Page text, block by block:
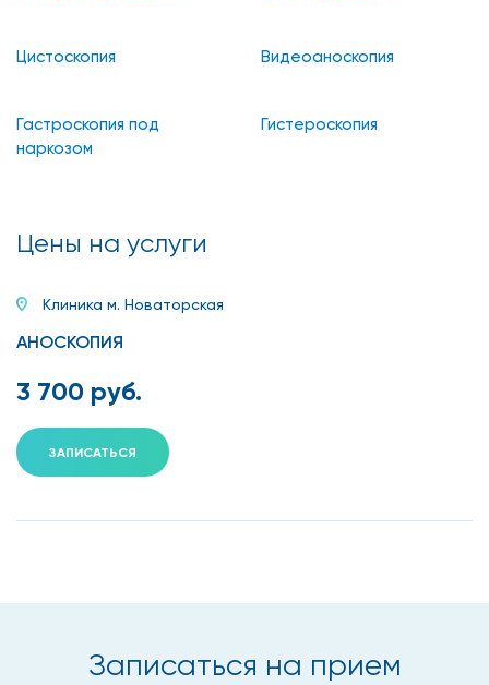
Цистоскопия Видеоаноскопия
Гастроскопия под
наркозом
Гистероскопия
Цены на услуги
Клиника м. Новаторская
АНОСКОПИЯ
3 700 руб.
ЗАПИСАТЬСЯ
Записаться на прием